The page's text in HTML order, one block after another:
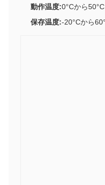
動作温度:0°Cから50°C
保存温度:-20°Cから